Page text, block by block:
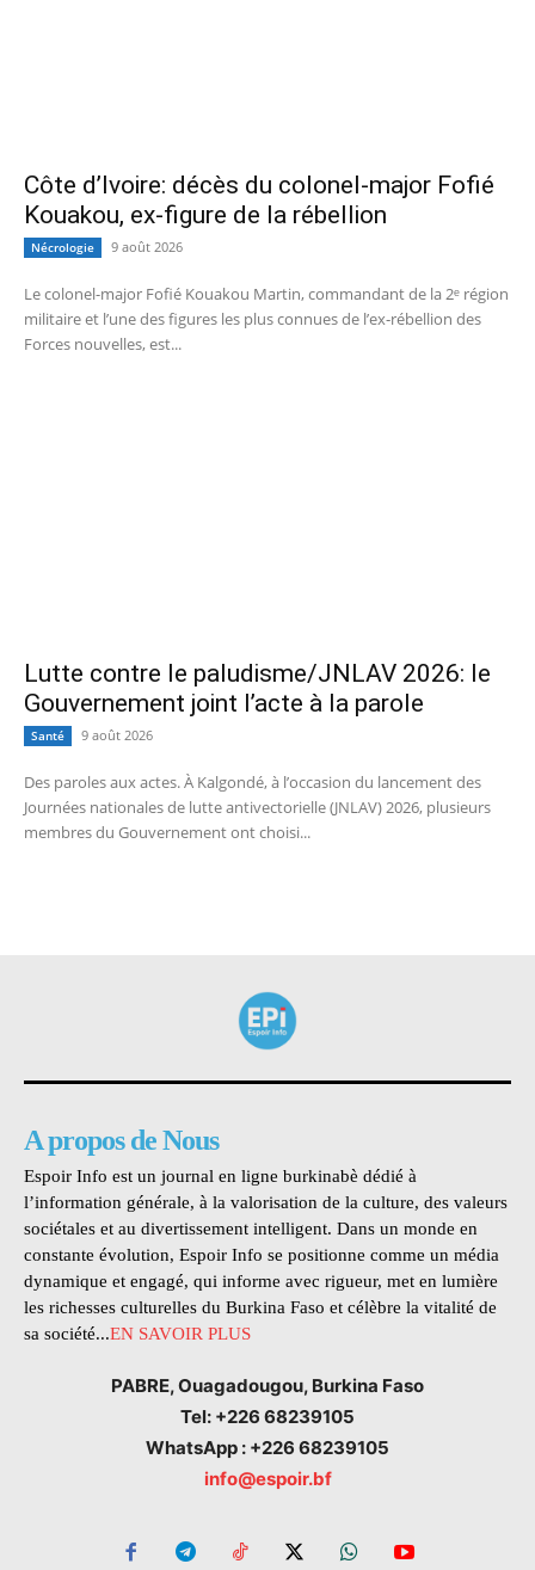
Côte d’Ivoire: décès du colonel-major Fofié
Kouakou, ex-figure de la rébellion
Nécrologie 9 août 2026
Le colonel-major Fofié Kouakou Martin, commandant de la 2ᵉ région
militaire et l’une des figures les plus connues de l’ex‑rébellion des
Forces nouvelles, est...
Lutte contre le paludisme/JNLAV 2026: le
Gouvernement joint l’acte à la parole
Santé 9 août 2026
Des paroles aux actes. À Kalgondé, à l’occasion du lancement des
Journées nationales de lutte antivectorielle (JNLAV) 2026, plusieurs
membres du Gouvernement ont choisi...
A propos de Nous
Espoir Info est un journal en ligne burkinabè dédié à
l’information générale, à la valorisation de la culture, des valeurs
sociétales et au divertissement intelligent. Dans un monde en
constante évolution, Espoir Info se positionne comme un média
dynamique et engagé, qui informe avec rigueur, met en lumière
les richesses culturelles du Burkina Faso et célèbre la vitalité de
sa société...EN SAVOIR PLUS
PABRE, Ouagadougou, Burkina Faso
Tel: +226 68239105
WhatsApp : +226 68239105
info@espoir.bf